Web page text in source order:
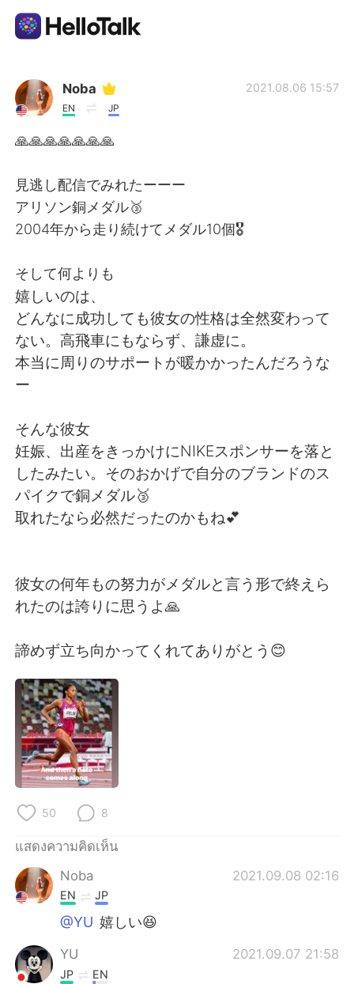
แอปแลกเปลี่ยนทางภาษา
English 简体中文
繁體中文
العربية Français
Deutsch 日本語
Indonesia
Türkçe Tiếng Việt
Português
Noba
EN JP
2021.08.06 15:57
🙏🙏🙏🙏🙏🙏🙏
見逃し配信でみれたーーー
アリソン銅メダル🥉
2004年から走り続けてメダル10個🎖
そして何よりも
嬉しいのは、
どんなに成功しても彼女の性格は全然変わって
ない。高飛車にもならず、謙虚に。
本当に周りのサポートが暖かかったんだろうな
ー
そんな彼女
妊娠、出産をきっかけにNIKEスポンサーを落と
したみたい。そのおかげで自分のブランドのス
パイクで銅メダル🥉
取れたなら必然だったのかもね💕
彼女の何年もの努力がメダルと言う形で終えら
れたのは誇りに思うよ🙏
諦めず立ち向かってくれてありがとう😊
50 8
แสดงความคิดเห็น
Noba
2021.09.08 02:16
EN JP
@YU 嬉しい😆
YU 2021.09.07 21:58
JP EN